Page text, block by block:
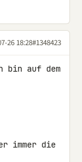
26 18:28#1348423
auf dem
immer die